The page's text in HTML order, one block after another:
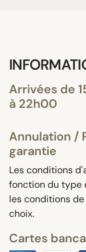
Arrivées de
à 22h00
Annulation /
garantie
Les conditions
fonction du type
les conditions
choix.
Cartes